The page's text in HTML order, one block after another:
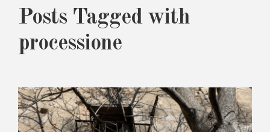
Posts Tagged with
processione